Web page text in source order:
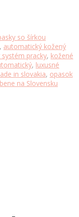
so šírkou
, automatický kožený
pracky, kožené
, luxusné
in slovakia, opasok
na Slovensku